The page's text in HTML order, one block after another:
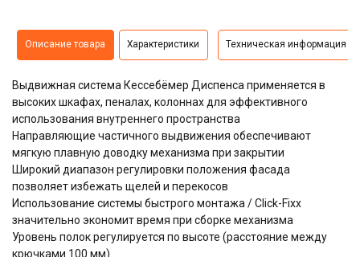
Описание товара Характеристики Техническая информация
Выдвижная система Кессебёмер Диспенса применяется в
высоких шкафах, пеналах, колоннах для эффективного
использования внутреннего пространства
Направляющие частичного выдвижения обеспечивают
мягкую плавную доводку механизма при закрытии
Широкий диапазон регулировки положения фасада
позволяет избежать щелей и перекосов
Использование системы быстрого монтажа / Click-Fixx
значительно экономит время при сборке механизма
Уровень полок регулируется по высоте (расстояние между
крючками 100 мм)